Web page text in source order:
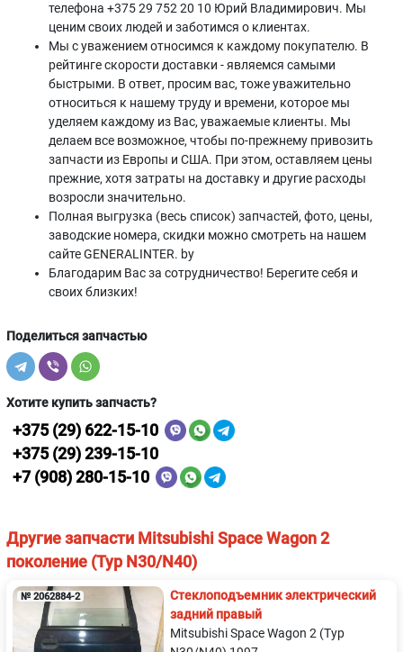
телефона +375 29 752 20 10 Юрий Владимирович. Мы
ценим своих людей и заботимся о клиентах.
Мы с уважением относимся к каждому покупателю. В
рейтинге скорости доставки - являемся самыми
быстрыми. В ответ, просим вас, тоже уважительно
относиться к нашему труду и времени, которое мы
уделяем каждому из Вас, уважаемые клиенты. Мы
делаем все возможное, чтобы по-прежнему привозить
запчасти из Европы и США. При этом, оставляем цены
прежние, хотя затраты на доставку и другие расходы
возросли значительно.
Полная выгрузка (весь список) запчастей, фото, цены,
заводские номера, скидки можно смотреть на нашем
сайте GENERALINTER. by
Благодарим Вас за сотрудничество! Берегите себя и
своих близких!
Поделиться запчастью
Хотите купить запчасть?
+375 (29) 622-15-10
+375 (29) 239-15-10
+7 (908) 280-15-10
Другие запчасти Mitsubishi Space Wagon 2
поколение (Typ N30/N40)
№ 2062884-2
Стеклоподъемник электрический
задний правый
Mitsubishi Space Wagon 2 (Typ